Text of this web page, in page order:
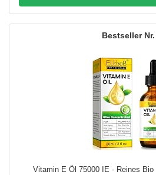
Vitamin E Öl 75000 IE - Reines